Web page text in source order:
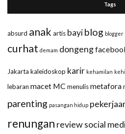
Tags
absurd anak artis bayiblog blogger
curhat demam dongeng
Jakarta kaleidoskop karir kehamilan
lebaran macet MC menulismetafora
parenting pasangan hidup
renungan reviewsocial